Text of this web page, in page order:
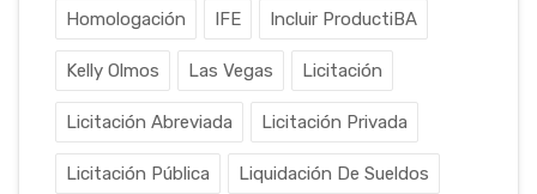
Homologación IFE Incluir ProductiBA
Kelly Olmos Las Vegas Licitación
Licitación Abreviada Licitación Privada
Licitación Pública Liquidación De Sueldos